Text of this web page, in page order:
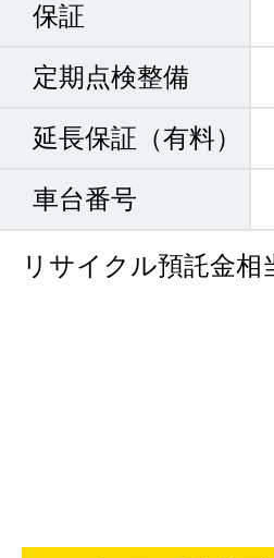
保証
定期点検整備
延長保証（有料）
車台番号
リサイクル預託金